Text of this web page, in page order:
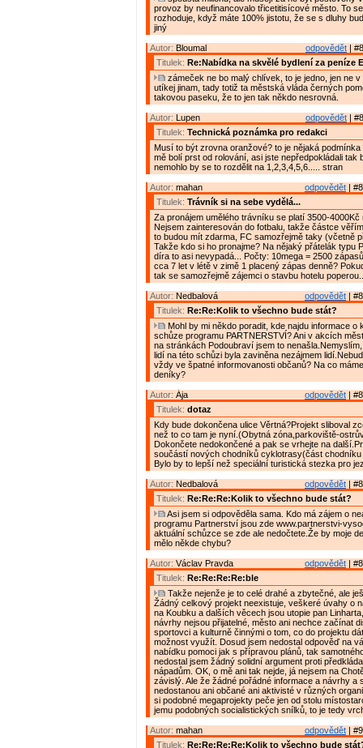
provoz by neufinancovalo třicetitisícové město. To
rozhoduje, když máte 100% jistotu, že se s dluhy
jiný
odpovědět |
Autor: Bloumal
Titulek: Re:Nabídka na skvělé bydlení za peníze
zámeček ne bo malý chlívek, to je jedno, jen ne v
utíkej jinam, tady totiž ta městská vláda černých
takovou paseku, že to jen tak někdo nesrovná.
odpovědět |
Autor: Lupen
Titulek: Technická poznámka pro redakci
Musí to být zrovna oranžové? to je nějaká
mě bolí prst od rolování, asi jste nepředpokládali tak
nemohlo by se to rozdělit na 1,2,3,4,5,6..... stran
odpovědět |
Autor: mahan
Titulek: Trávník si na sebe vydělá...
Za pronájem umělého trávníku se platí 3500-4000Kč
Nejsem zainteresován do fotbalu, takže částce
to budou mít zdarma, FC samozřejmě taky (včetně
Takže kdo si ho pronajme? Na nějaký přátelák typu
díra to asi nevypadá... Počty: 10mega = 2500
cca 7 let v létě v zimě 1 placený zápas denně?
tak se samozřejmě zájemci o stavbu hotelu
odpovědět |
Autor: Nedbalová
Titulek: Re:Re:Kolik to všechno bude stát?
Mohl by mi někdo poradit, kde najdu informace o
schůze programu PARTNERSTVÍ? Ani v akcích
na stránkách Podoubraví jsem to
lidí na této schůzi byla zaviněna nezájmem
vždy ve špatné informovanosti občanů? Na co
deníky?
odpovědět |
Autor: Ája
Titulek: dotaz
Kdy bude dokončena ulice Věrtná?Projekt sliboval
než to co tam je nyní.(Obytná zóna,parkoviště-
Dokončete nedokončené a pak se vrhejte na
součástí nových chodníků cyklotrasy(část
Bylo by to lepší než speciální turistická stezka pro
odpovědět |
Autor: Nedbalová
Titulek: Re:Re:Re:Kolik to všechno bude stát?
Asi jsem si odpověděla sama. Kdo má zájem o
programu Partnerství jsou zde www.partnerstvi-
aktuální schůzce se zde ale nedočtete.Že by moje
mělo někde chybu?
odpovědět |
Autor: Václav Pravda
Titulek: Re:Re:Re:Re:ble
Takže nejenže je to celé drahé a zbytečné, ale
Žádný celkový projekt neexistuje, veškeré úvahy o
na Koubku a dalších věcech jsou utopie pan
návrhy nejsou přijatelné, město ani nechce začínat
sportovci a kulturně činnými o tom, co do projektu
možnost využít. Dosud jsem nedostal odpověď na
nabídku pomoci jak s přípravou plánů, tak
nedostal jsem žádný solidní argument proti
nápadům. OK, o mě ani tak nejde, já nejsem na
závislý. Ale že žádné pořádné informace a návrhy a
nedostanou ani občané ani aktivisté v různých
si podobné megaprojekty peče jen od stolu
jemu podobných socialistických snílků, to je tedy
odpovědět |
Autor: mahan
Titulek: Re:Re:Re:Re:Kolik to všechno bude